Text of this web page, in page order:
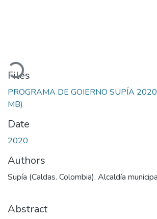
Loading...
Files
PROGRAMA DE GOIERNO SUPÍA
MB)
Date
2020
Authors
Supía (Caldas. Colombia). Alcaldía
Abstract